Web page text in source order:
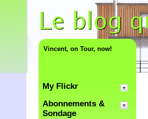
Vincent, on Tour, now!
My Flickr
Abonnements &
Sondage